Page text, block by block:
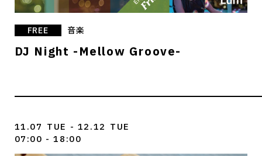
FREE 音楽
DJ Night -Mellow Groove-
11.07 TUE - 12.12 TUE
07:00 - 18:00